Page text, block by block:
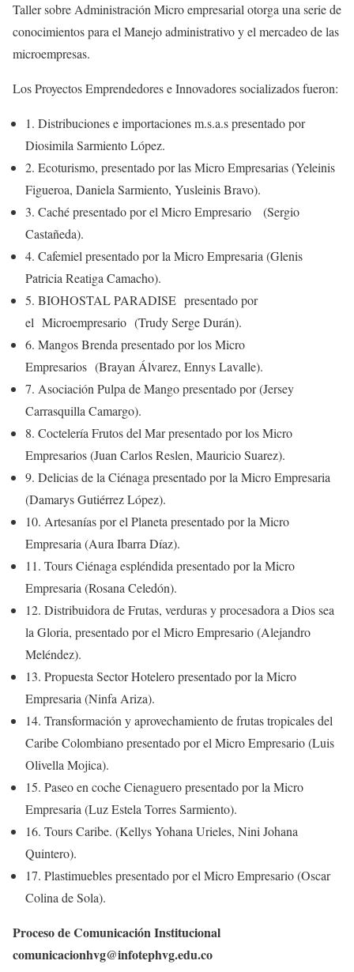
Taller sobre Administración Micro empresarial otorga una serie de
conocimientos para el Manejo administrativo y el mercadeo de las
microempresas.
Los Proyectos Emprendedores e Innovadores socializados fueron:
1. Distribuciones e importaciones m.s.a.s presentado por
Diosimila Sarmiento López.
2. Ecoturismo, presentado por las Micro Empresarias (Yeleinis
Figueroa, Daniela Sarmiento, Yusleinis Bravo).
3. Caché presentado por el Micro Empresario (Sergio
Castañeda).
4. Cafemiel presentado por la Micro Empresaria (Glenis
Patricia Reatiga Camacho).
5. BIOHOSTAL PARADISE presentado por
el Microempresario (Trudy Serge Durán).
6. Mangos Brenda presentado por los Micro
Empresarios (Brayan Álvarez, Ennys Lavalle).
7. Asociación Pulpa de Mango presentado por (Jersey
Carrasquilla Camargo).
8. Coctelería Frutos del Mar presentado por los Micro
Empresarios (Juan Carlos Reslen, Mauricio Suarez).
9. Delicias de la Ciénaga presentado por la Micro Empresaria
(Damarys Gutiérrez López).
10. Artesanías por el Planeta presentado por la Micro
Empresaria (Aura Ibarra Díaz).
11. Tours Ciénaga espléndida presentado por la Micro
Empresaria (Rosana Celedón).
12. Distribuidora de Frutas, verduras y procesadora a Dios sea
la Gloria, presentado por el Micro Empresario (Alejandro
Meléndez).
13. Propuesta Sector Hotelero presentado por la Micro
Empresaria (Ninfa Ariza).
14. Transformación y aprovechamiento de frutas tropicales del
Caribe Colombiano presentado por el Micro Empresario (Luis
Olivella Mojica).
15. Paseo en coche Cienaguero presentado por la Micro
Empresaria (Luz Estela Torres Sarmiento).
16. Tours Caribe. (Kellys Yohana Urieles, Nini Johana
Quintero).
17. Plastimuebles presentado por el Micro Empresario (Oscar
Colina de Sola).
Proceso de Comunicación Institucional
comunicacionhvg@infotephvg.edu.co